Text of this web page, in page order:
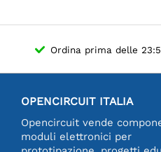
Ordina prima delle
OPENCIRCUIT ITALIA
Opencircuit vende
moduli elettronici per